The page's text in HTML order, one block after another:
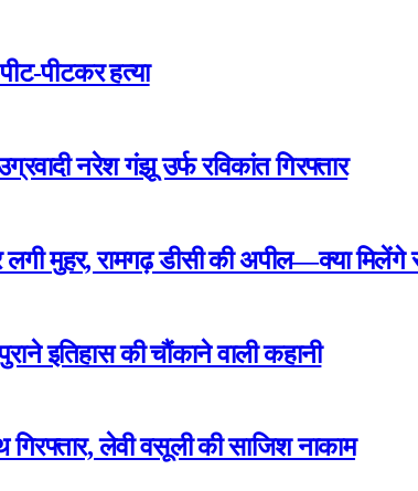
पीटकर हत्या
नरेश गंझू उर्फ रविकांत गिरफ्तार
मुहर, रामगढ़ डीसी की अपील—क्या मिलेंगे
इतिहास की चौंकाने वाली कहानी
लेवी वसूली की साजिश नाकाम